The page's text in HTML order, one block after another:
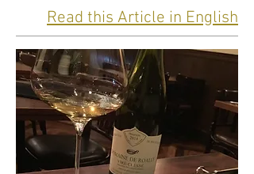
Read this Article in English